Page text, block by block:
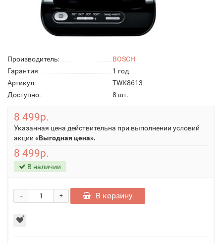
Производитель:
BOSCH
Гарантия
1 год
Артикул:
TWK8613
Доступно:
8 шт.
8 499р.
Указанная цена действительна при выполнении условий
акции «Выгодная цена».
8 499р.
В наличии
+
- В корзину